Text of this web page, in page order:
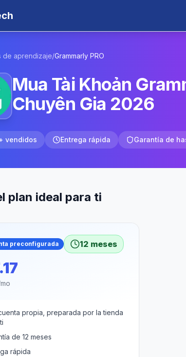
de aprendizaje/Grammarly PRO
Mua Tài Khoản
Chuyên Gia 2026
vendidos Entrega rápida Garantía de
plan ideal para ti
preconfigurada 12 meses
propia, preparada por la tienda
de 12 meses
rápida